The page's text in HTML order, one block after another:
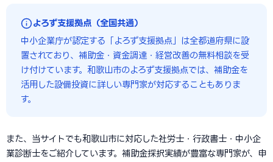
よろず支援拠点（全国共通）
中小企業庁が認定する「よろず支援拠点」は全都道府県に設
置されており、補助金・資金調達・経営改善の無料相談を受
け付けています。和歌山市のよろず支援拠点では、補助金を
活用した設備投資に詳しい専門家が対応することもありま
す。
また、当サイトでも和歌山市に対応した社労士・行政書士・中小企
業診断士をご紹介しています。補助金採択実績が豊富な専門家が、申